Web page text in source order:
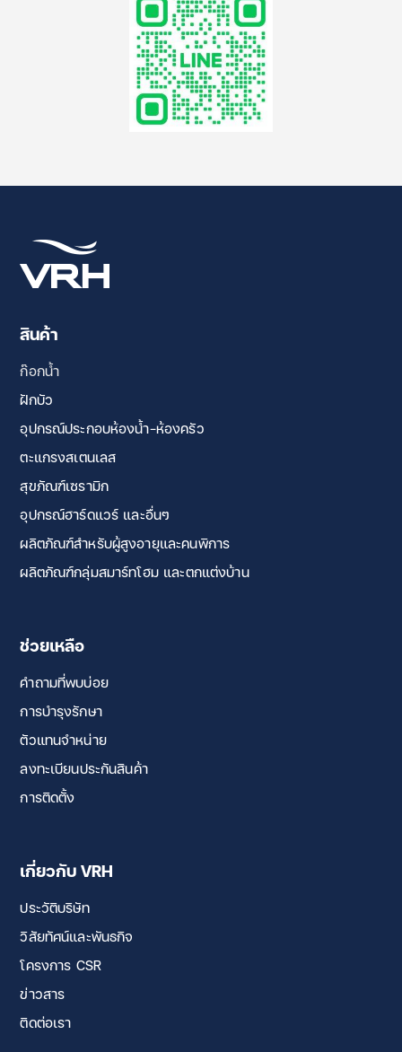
สินค้า
ก๊อกน้ำ
ฝักบัว
อุปกรณ์ประกอบห้องน้ำ-ห้องครัว
ตะแกรงสเตนเลส
สุขภัณฑ์เซรามิก
อุปกรณ์ฮาร์ดแวร์ และอื่นๆ
ผลิตภัณฑ์สำหรับผู้สูงอายุและคนพิการ
ผลิตภัณฑ์กลุ่มสมาร์ทโฮม และตกแต่งบ้าน
ช่วยเหลือ
คำถามที่พบบ่อย
การบำรุงรักษา
ตัวแทนจำหน่าย
ลงทะเบียนประกันสินค้า
การติดตั้ง
เกี่ยวกับ VRH
ประวัติบริษัท
วิสัยทัศน์และพันธกิจ
โครงการ CSR
ข่าวสาร
ติดต่อเรา